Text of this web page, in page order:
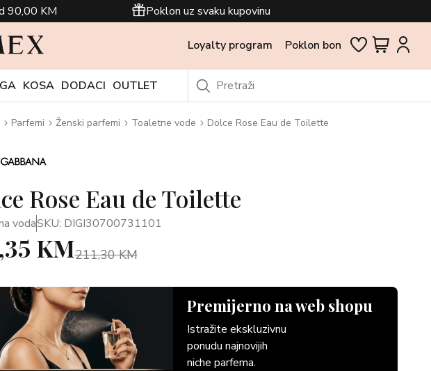
90,00 KM Poklon uz svaku kupovinu
Loyalty program Poklon bon
KOSA DODACI OUTLET
Parfemi Ženski parfemi Toaletne vode Dolce Rose Eau de Toilette
Rose Eau de Toilette
vodaSKU: DIGI30700731101
KM211,30 KM
Premijerno na web shopu
Istražite ekskluzivnu
ponudu najnovijih
niche parfema.